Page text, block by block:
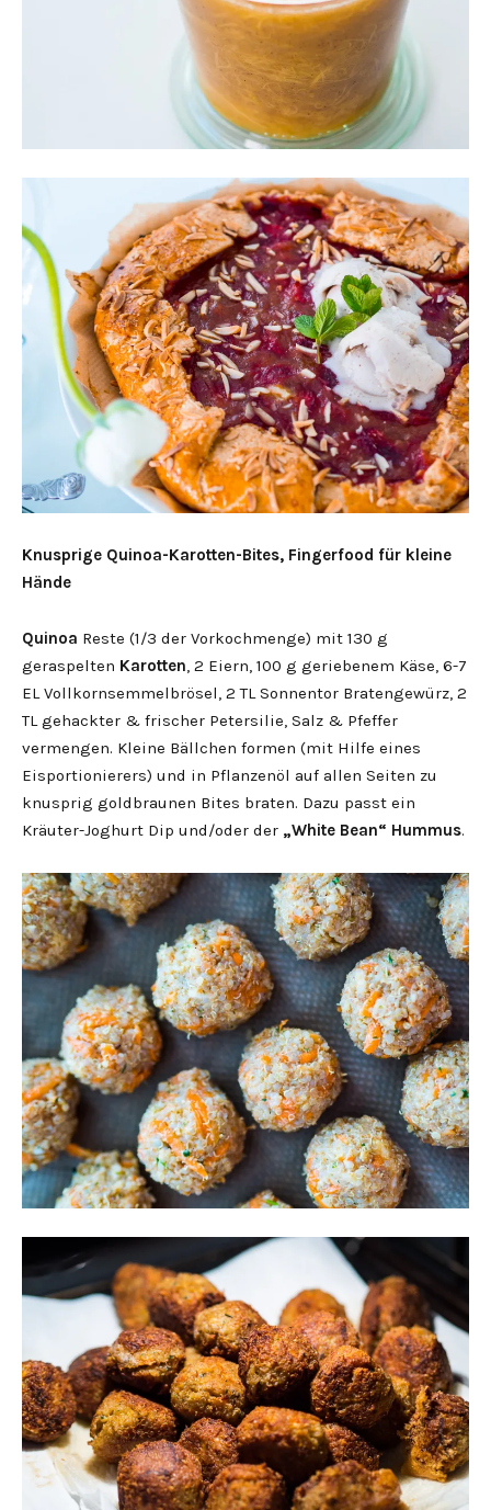
Knusprige Quinoa-Karotten-Bites, Fingerfood für kleine
Hände
Quinoa Reste (1/3 der Vorkochmenge) mit 130 g
geraspelten Karotten, 2 Eiern, 100 g geriebenem Käse, 6-7
EL Vollkornsemmelbrösel, 2 TL Sonnentor Bratengewürz, 2
TL gehackter & frischer Petersilie, Salz & Pfeffer
vermengen. Kleine Bällchen formen (mit Hilfe eines
Eisportionierers) und in Pflanzenöl auf allen Seiten zu
knusprig goldbraunen Bites braten. Dazu passt ein
Kräuter-Joghurt Dip und/oder der „White Bean“ Hummus.